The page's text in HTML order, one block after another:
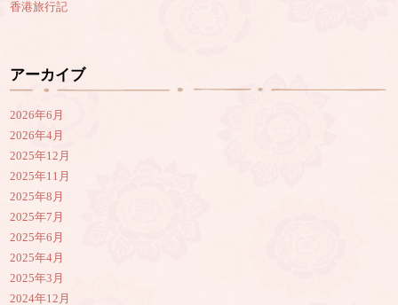
香港旅行記
アーカイブ
2026年6月
2026年4月
2025年12月
2025年11月
2025年8月
2025年7月
2025年6月
2025年4月
2025年3月
2024年12月